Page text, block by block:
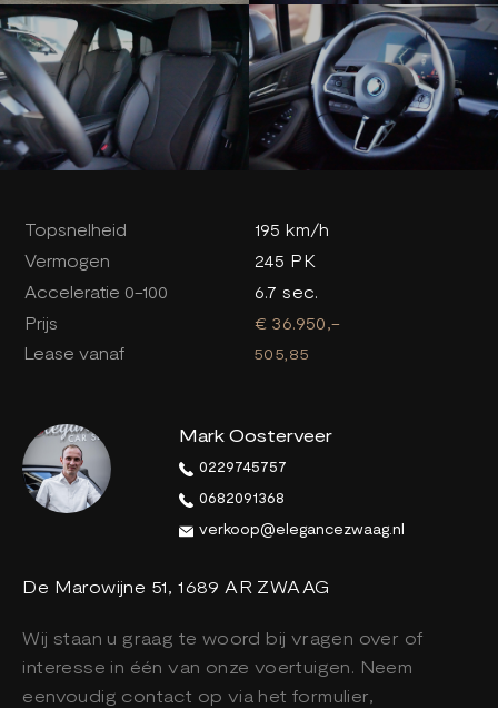
Topsnelheid
195 km/h
Vermogen
245 PK
Acceleratie 0-100
6.7 sec.
Prijs
€ 36.950,-
Lease vanaf
505,85
Mark Oosterveer
0229745757
0682091368
verkoop@elegancezwaag.nl
De Marowijne 51, 1689 AR ZWAAG
Wij staan u graag te woord bij vragen over of
interesse in één van onze voertuigen. Neem
eenvoudig contact op via het formulier,